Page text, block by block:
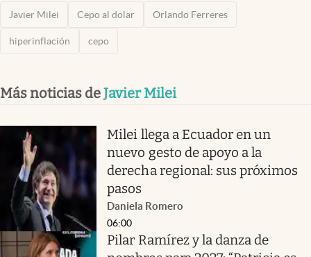
Javier Milei Cepo al dolar Orlando Ferreres
hiperinflación cepo
Más noticias deJavier Milei
Milei llega a Ecuador en un
nuevo gesto de apoyo a la
derecha regional: sus próximos
pasos
Daniela Romero
06:00
Pilar Ramírez y la danza de